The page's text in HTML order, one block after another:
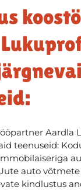
Aardla
teenuseid:
auto
kindlustus